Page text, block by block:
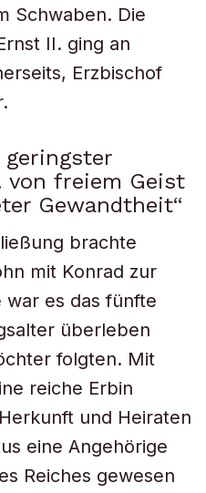
Schwaben. Die
II. ging an
Erzbischof
freiem Geist
Gewandtheit“
brachte
mit Konrad zur
war es das fünfte
überleben
folgten. Mit
reiche Erbin
und Heiraten
eine Angehörige
Reiches gewesen